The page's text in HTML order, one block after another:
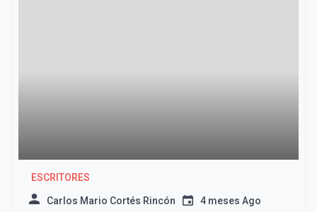
ESCRITORES
Carlos Mario Cortés Rincón 4 meses Ago